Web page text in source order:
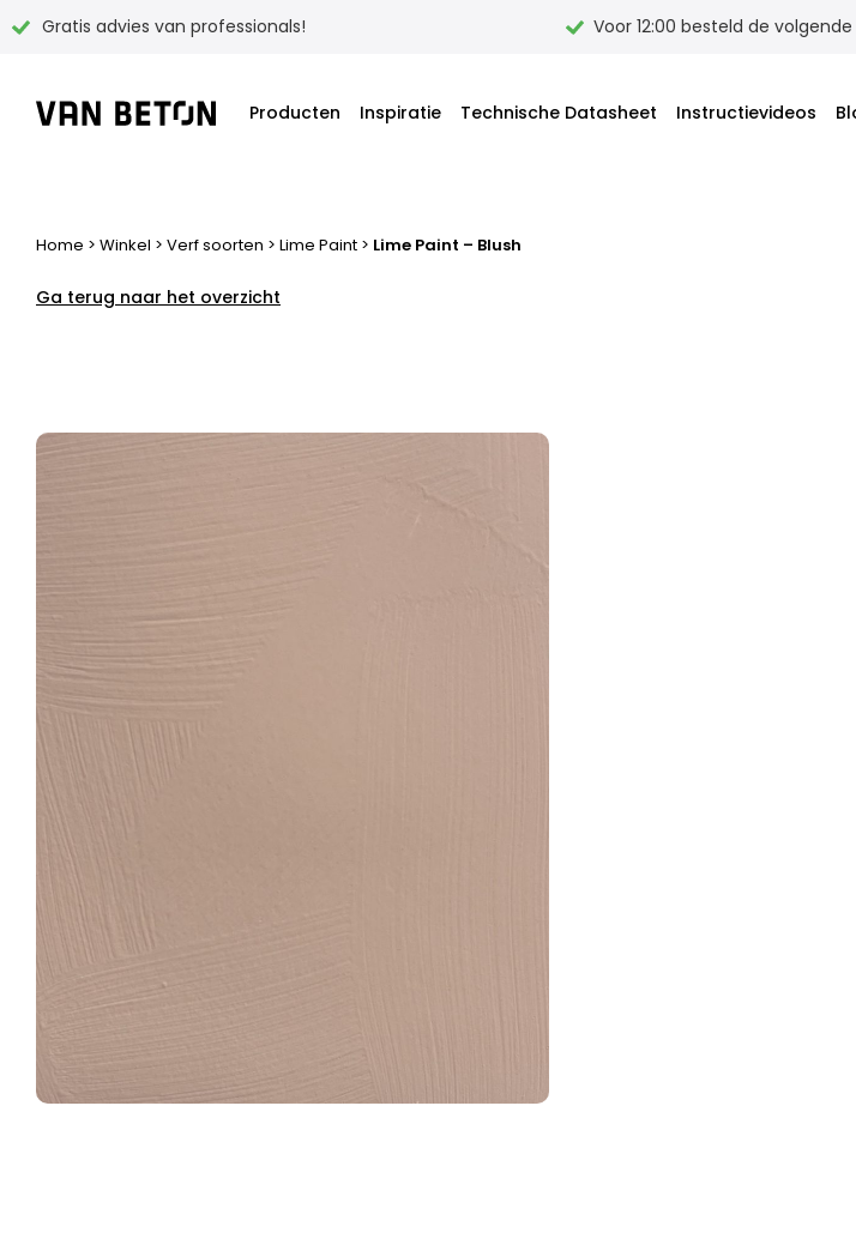
Gratis advies van professionals! Voor 12:00 besteld de
Overslaan
Producten Inspiratie Technische Datasheet Instructievideos
Home > Winkel > Verf soorten > Lime Paint > Lime Paint – Blush
Ga terug naar het overzicht